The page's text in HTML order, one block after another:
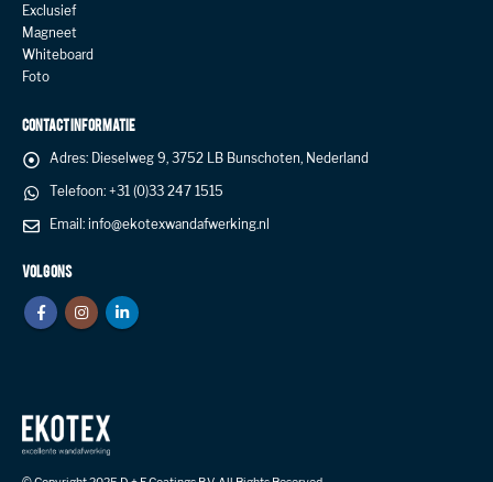
Exclusief
Magneet
Whiteboard
Foto
CONTACT INFORMATIE
Adres: Dieselweg 9, 3752 LB Bunschoten, Nederland
Telefoon: +31 (0)33 247 1515
Email: info@ekotexwandafwerking.nl
VOLG ONS